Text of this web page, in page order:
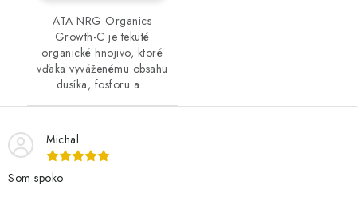
ATA NRG Organics
Growth-C je tekuté
organické hnojivo, ktoré
vďaka vyváženému obsahu
dusíka, fosforu a...
Michal
Som spoko